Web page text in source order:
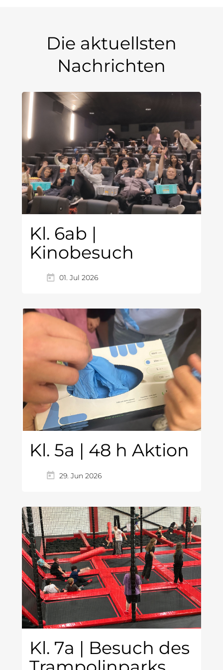
Die aktuellsten
Nachrichten
Kl. 6ab |
Kinobesuch
01. Jul 2026
Kl. 5a | 48 h Aktion
29. Jun 2026
Kl. 7a | Besuch des